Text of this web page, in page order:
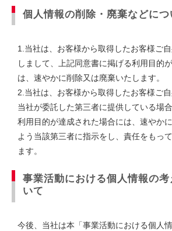
個人情報の削除・廃棄などにつ
1.当社は、お客様から取得したお客様ご
しまして、上記同意書に掲げる利用目的
は、速やかに削除又は廃棄いたします。
2.当社は、お客様から取得したお客様ご自
当社が委託した第三者に提供している場
利用目的が達成された場合には、速やか
よう当該第三者に指示をし、責任をもっ
ます。
事業活動における個人情報の
いて
今後、当社は本「事業活動における個人